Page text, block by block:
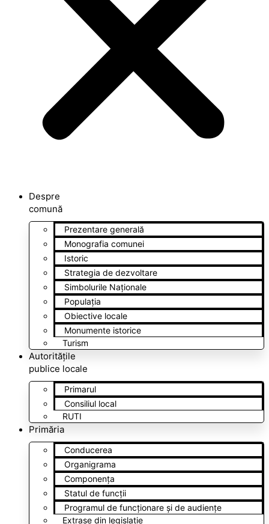
Despre
comună
Prezentare generală
Monografia comunei
Istoric
Strategia de dezvoltare
Simbolurile Naționale
Populația
Obiective locale
Monumente istorice
Turism
Autoritățile
publice locale
Primarul
Consiliul local
RUTI
Primăria
Conducerea
Organigrama
Componența
Statul de funcții
Programul de funcționare și de audiențe
Extrase din legislație